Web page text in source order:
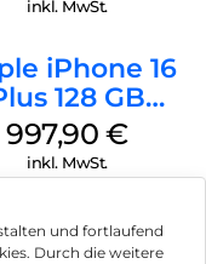
und fortlaufend
Durch die weitere
inkl. MwSt.
iPhone 16
128 GB
Schwarz
997,90€
inkl. MwSt.